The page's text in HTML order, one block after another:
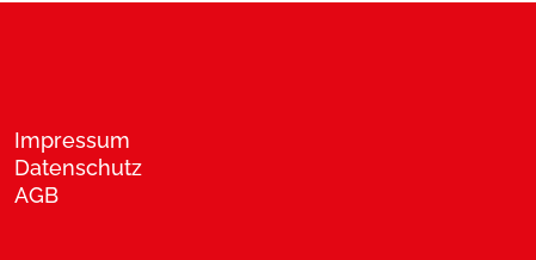
Impressum
Datenschutz
AGB